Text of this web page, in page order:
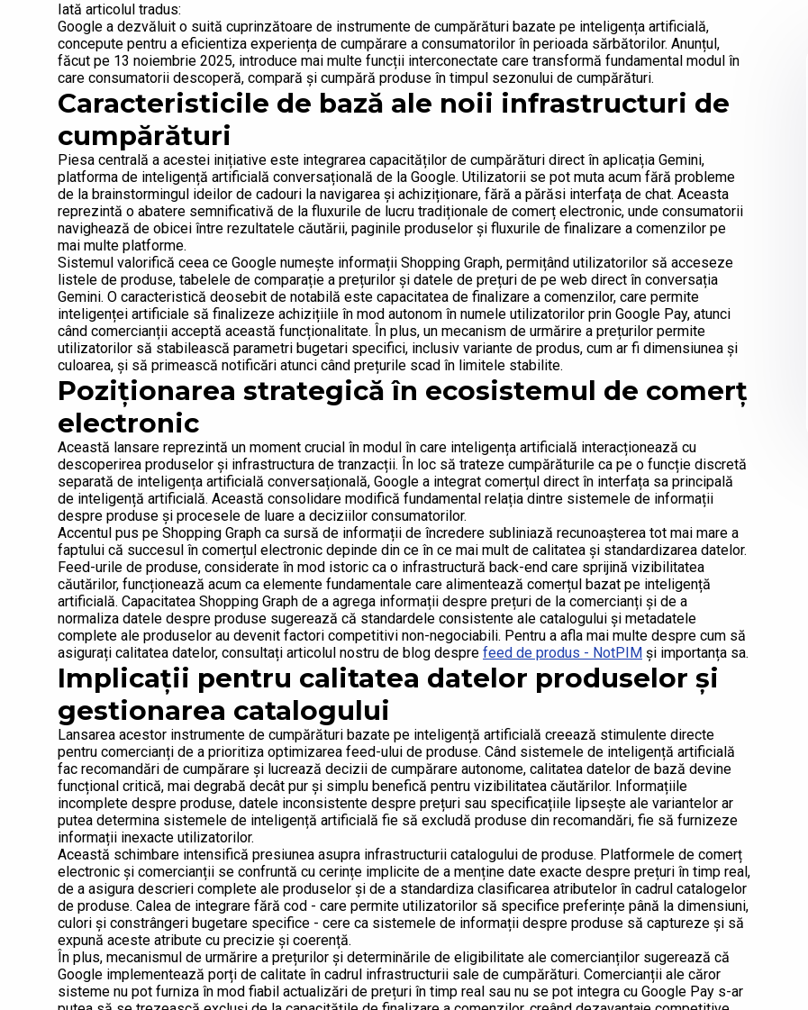
Iată articolul tradus:
Google a dezvăluit o suită cuprinzătoare de instrumente de cumpărături bazate pe inteligența artificială,
concepute pentru a eficientiza experiența de cumpărare a consumatorilor în perioada sărbătorilor. Anunțul,
făcut pe 13 noiembrie 2025, introduce mai multe funcții interconectate care transformă fundamental modul în
care consumatorii descoperă, compară și cumpără produse în timpul sezonului de cumpărături.
Caracteristicile de bază ale noii infrastructuri de
cumpărături
Piesa centrală a acestei inițiative este integrarea capacităților de cumpărături direct în aplicația Gemini,
platforma de inteligență artificială conversațională de la Google. Utilizatorii se pot muta acum fără probleme
de la brainstormingul ideilor de cadouri la navigarea și achiziționare, fără a părăsi interfața de chat. Aceasta
reprezintă o abatere semnificativă de la fluxurile de lucru tradiționale de comerț electronic, unde consumatorii
navighează de obicei între rezultatele căutării, paginile produselor și fluxurile de finalizare a comenzilor pe
mai multe platforme.
Sistemul valorifică ceea ce Google numește informații Shopping Graph, permițând utilizatorilor să acceseze
listele de produse, tabelele de comparație a prețurilor și datele de prețuri de pe web direct în conversația
Gemini. O caracteristică deosebit de notabilă este capacitatea de finalizare a comenzilor, care permite
inteligenței artificiale să finalizeze achizițiile în mod autonom în numele utilizatorilor prin Google Pay, atunci
când comercianții acceptă această funcționalitate. În plus, un mecanism de urmărire a prețurilor permite
utilizatorilor să stabilească parametri bugetari specifici, inclusiv variante de produs, cum ar fi dimensiunea și
culoarea, și să primească notificări atunci când prețurile scad în limitele stabilite.
Poziționarea strategică în ecosistemul de comerț
electronic
Această lansare reprezintă un moment crucial în modul în care inteligența artificială interacționează cu
descoperirea produselor și infrastructura de tranzacții. În loc să trateze cumpărăturile ca pe o funcție discretă
separată de inteligența artificială conversațională, Google a integrat comerțul direct în interfața sa principală
de inteligență artificială. Această consolidare modifică fundamental relația dintre sistemele de informații
despre produse și procesele de luare a deciziilor consumatorilor.
Accentul pus pe Shopping Graph ca sursă de informații de încredere subliniază recunoașterea tot mai mare a
faptului că succesul în comerțul electronic depinde din ce în ce mai mult de calitatea și standardizarea datelor.
Feed-urile de produse, considerate în mod istoric ca o infrastructură back-end care sprijină vizibilitatea
căutărilor, funcționează acum ca elemente fundamentale care alimentează comerțul bazat pe inteligență
artificială. Capacitatea Shopping Graph de a agrega informații despre prețuri de la comercianți și de a
normaliza datele despre produse sugerează că standardele consistente ale catalogului și metadatele
complete ale produselor au devenit factori competitivi non-negociabili. Pentru a afla mai multe despre cum să
asigurați calitatea datelor, consultați articolul nostru de blog despre feed de produs - NotPIM și importanța sa.
Implicații pentru calitatea datelor produselor și
gestionarea catalogului
Lansarea acestor instrumente de cumpărături bazate pe inteligență artificială creează stimulente directe
pentru comercianți de a prioritiza optimizarea feed-ului de produse. Când sistemele de inteligență artificială
fac recomandări de cumpărare și lucrează decizii de cumpărare autonome, calitatea datelor de bază devine
funcțional critică, mai degrabă decât pur și simplu benefică pentru vizibilitatea căutărilor. Informațiile
incomplete despre produse, datele inconsistente despre prețuri sau specificațiile lipsește ale variantelor ar
putea determina sistemele de inteligență artificială fie să excludă produse din recomandări, fie să furnizeze
informații inexacte utilizatorilor.
Această schimbare intensifică presiunea asupra infrastructurii catalogului de produse. Platformele de comerț
electronic și comercianții se confruntă cu cerințe implicite de a menține date exacte despre prețuri în timp real,
de a asigura descrieri complete ale produselor și de a standardiza clasificarea atributelor în cadrul catalogelor
de produse. Calea de integrare fără cod - care permite utilizatorilor să specifice preferințe până la dimensiuni,
culori și constrângeri bugetare specifice - cere ca sistemele de informații despre produse să captureze și să
expună aceste atribute cu precizie și coerență.
În plus, mecanismul de urmărire a prețurilor și determinările de eligibilitate ale comercianților sugerează că
Google implementează porți de calitate în cadrul infrastructurii sale de cumpărături. Comercianții ale căror
sisteme nu pot furniza în mod fiabil actualizări de prețuri în timp real sau nu se pot integra cu Google Pay s-ar